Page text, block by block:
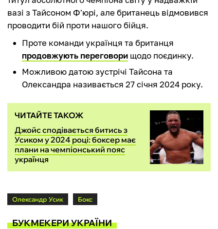
вазі з Тайсоном Ф'юрі, але британець відмовився
проводити бій проти нашого бійця.
Проте команди українця та британця
продовжують переговори щодо поєдинку.
Можливою датою зустрічі Тайсона та
Олександра називається 27 січня 2024 року.
ЧИТАЙТЕ ТАКОЖ
Джойс сподівається битись з
Усиком у 2024 році: боксер має
плани на чемпіонський пояс
українця
Олександр Усик Бокс
БУКМЕКЕРИ УКРАЇНИ